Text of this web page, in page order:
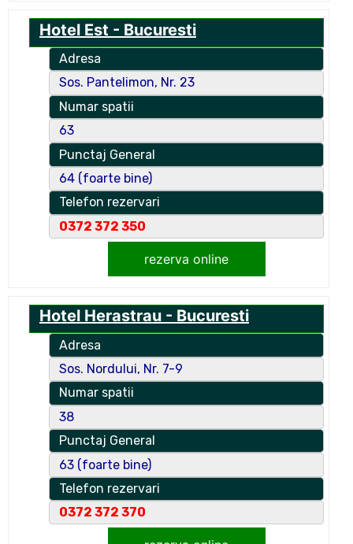
Hotel Est - Bucuresti
Adresa
Sos. Pantelimon, Nr. 23
Numar spatii
63
Punctaj General
64 (foarte bine)
Telefon rezervari
0372 372 350
rezerva online
Hotel Herastrau - Bucuresti
Adresa
Sos. Nordului, Nr. 7-9
Numar spatii
38
Punctaj General
63 (foarte bine)
Telefon rezervari
0372 372 370